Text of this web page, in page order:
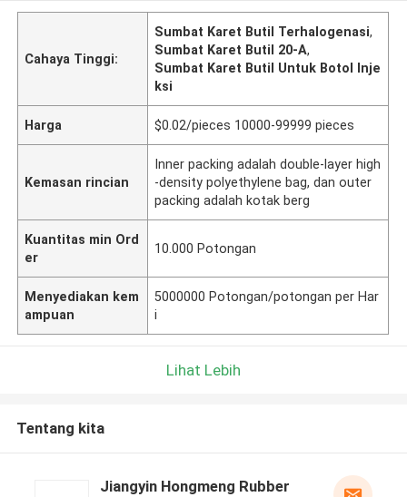
Cahaya Tinggi:
Sumbat Karet Butil Terhalogenasi,
Sumbat Karet Butil 20-A,
Sumbat Karet Butil Untuk Botol Inje
ksi
Harga $0.02/pieces 10000-99999 pieces
Kemasan rincian
Inner packing adalah double-layer high
-density polyethylene bag, dan outer
packing adalah kotak berg
Kuantitas min Ord
er
10.000 Potongan
Menyediakan kem
ampuan
5000000 Potongan/potongan per Har
i
Lihat Lebih
Tentang kita
Jiangyin Hongmeng Rubber